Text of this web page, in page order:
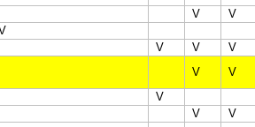
V
V
V V V
V V
V
V
V